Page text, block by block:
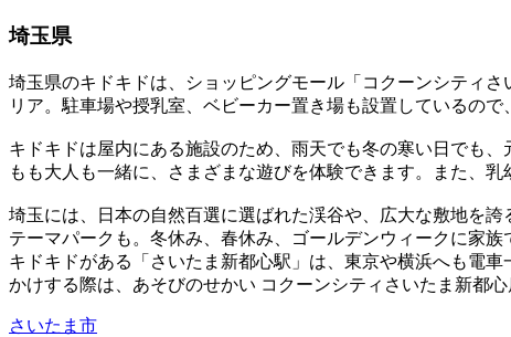
埼玉県
埼玉県のキドキドは、ショッピングモール「コクーンシティ
リア。駐車場や授乳室、ベビーカー置き場も設置しているので
キドキドは屋内にある施設のため、雨天でも冬の寒い日でも
もも大人も一緒に、さまざまな遊びを体験できます。また、
埼玉には、日本の自然百選に選ばれた渓谷や、広大な敷地を
テーマパークも。冬休み、春休み、ゴールデンウィークに家族
キドキドがある「さいたま新都心駅」は、東京や横浜へも電
かけする際は、あそびのせかい コクーンシティさいたま新都心
さいたま市